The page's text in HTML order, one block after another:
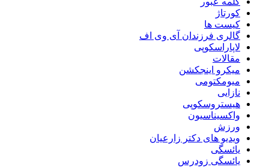
کورتاژ
کیست ها
گالری فرزندان آی وی اف
لاپاراسکوپی
مقالات
میکرو اینجکشن
میومکتومی
نازایی
هیستروسکوپی
واکسیناسیون
ورزش
ویدیو های دکتر زارعیان
یائسگی
یائسگی زودرس